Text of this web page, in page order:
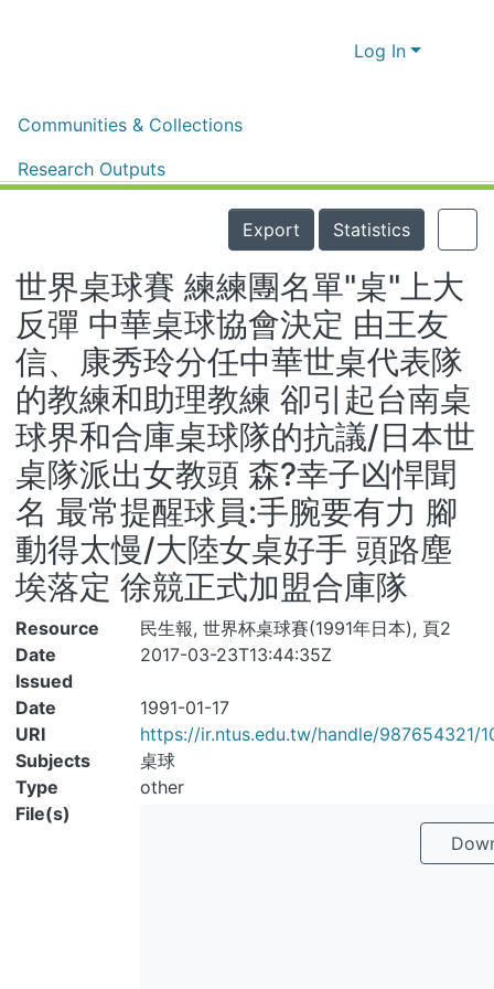
Log In
Communities & Collections
Research Outputs
Organizations
Statistics
Home 體育新聞剪報
體育新聞剪報
Details
Export
Statistics
世界桌球賽 練練團名單"桌"上大
反彈 中華桌球協會決定 由王友
信、康秀玲分任中華世桌代表隊
的教練和助理教練 卻引起台南桌
球界和合庫桌球隊的抗議/日本世
桌隊派出女教頭 森?幸子凶悍聞
名 最常提醒球員:手腕要有力 腳
動得太慢/大陸女桌好手 頭路塵
埃落定 徐競正式加盟合庫隊
Resource
民生報, 世界杯桌球賽(1991年日本), 頁2
Date
Issued
2017-03-23T13:44:35Z
Date
1991-01-17
URI
https://ir.ntus.edu.tw/handle/987654321/
Subjects
桌球
Type
other
File(s)